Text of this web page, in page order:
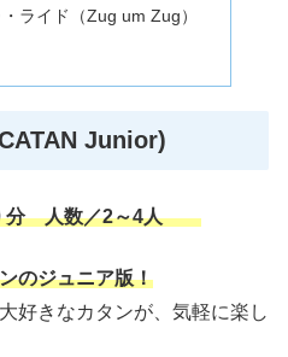
ライド（Zug um Zug）
Junior)
分 人数／2～4人
のジュニア版！
好きなカタンが、気軽に楽し